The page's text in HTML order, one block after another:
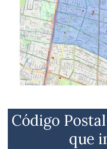
Código Postal
que